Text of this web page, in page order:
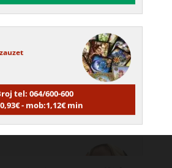
- mob:1,12€ min